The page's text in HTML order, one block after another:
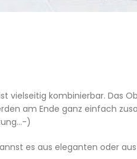
vielseitig kombinierbar. Das
am Ende ganz einfach
)
es aus eleganten oder